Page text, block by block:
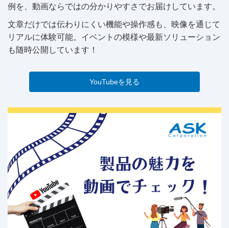
例を、動画ならではの分かりやすさでお届けしています。
文章だけでは伝わりにくい機能や操作感も、映像を通じて
リアルに体験可能。イベントの模様や最新ソリューション
も随時公開しています！
YouTubeを見る